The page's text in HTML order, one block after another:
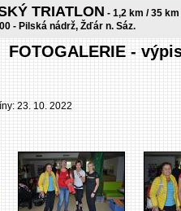
TRIATLON - 1,2 km / 35
- Pilská nádrž, Žďár n. Sáz.
FOTOGALERIE -
23. 10. 2022